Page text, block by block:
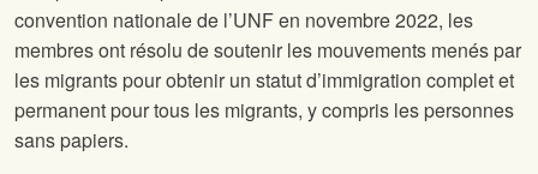
convention nationale de l’UNF en novembre 2022, les
membres ont résolu de soutenir les mouvements menés par
les migrants pour obtenir un statut d’immigration complet et
permanent pour tous les migrants, y compris les personnes
sans papiers.